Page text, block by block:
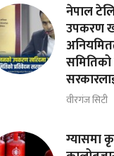
नेपाल
उपकरण
समितिको
वीरगंज सिटी
ग्यासमा